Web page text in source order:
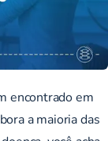
encontrado em
a maioria das